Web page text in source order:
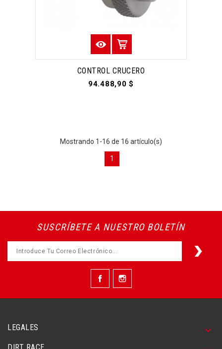
CONTROL CRUCERO
94.488,90 $
Mostrando 1-16 de 16 artículo(s)
1
SUSCRÍBETE A NUESTRO BOLETÍN
FacebookInstagram
LEGALES 